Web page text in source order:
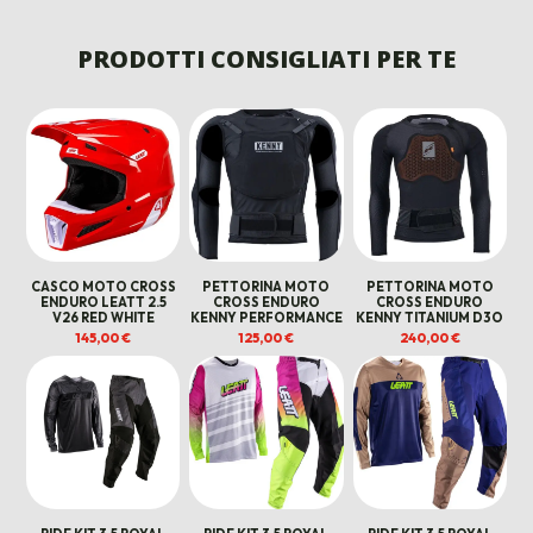
ERA:
140,00 €.
È:
115,00 €.
ERA:
160,00 €.
PRODOTTI CONSIGLIATI PER TE
CASCO MOTO CROSS
ENDURO LEATT 2.5
V26 RED WHITE
145,00€
PETTORINA MOTO
CROSS ENDURO
KENNY PERFORMANCE
125,00€
PETTORINA MOTO
CROSS ENDURO
KENNY TITANIUM D3O
240,00€